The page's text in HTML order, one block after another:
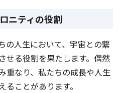
ニティの役割
の人生において、宇宙との繋
せる役割を果たします。偶然
重なり、私たちの成長や人生
ことがあります。